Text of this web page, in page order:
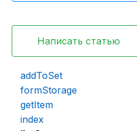
Написать статью
addToSet
formStorage
getItem
index